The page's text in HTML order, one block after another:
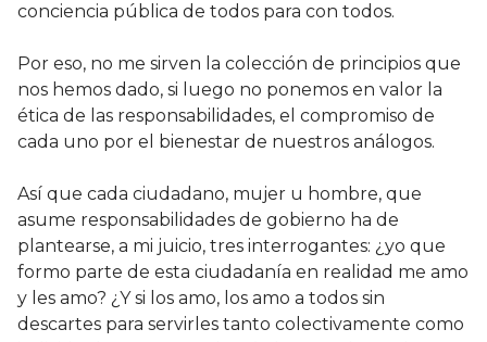
conciencia pública de todos para con todos.
Por eso, no me sirven la colección de principios que
nos hemos dado, si luego no ponemos en valor la
ética de las responsabilidades, el compromiso de
cada uno por el bienestar de nuestros análogos.
Así que cada ciudadano, mujer u hombre, que
asume responsabilidades de gobierno ha de
plantearse, a mi juicio, tres interrogantes: ¿yo que
formo parte de esta ciudadanía en realidad me amo
y les amo? ¿Y si los amo, los amo a todos sin
descartes para servirles tanto colectivamente como